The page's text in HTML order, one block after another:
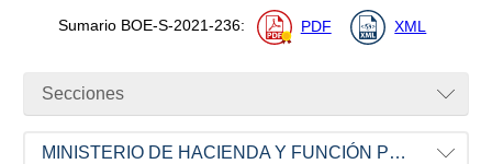
Sumario BOE-S-2021-236: PDF XML
Secciones
MINISTERIO DE HACIENDA Y FUNCIÓN PÚBLICA